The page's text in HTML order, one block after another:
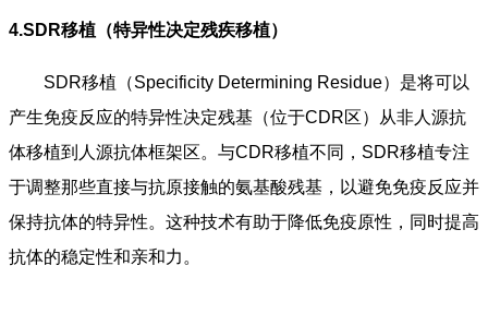
4.SDR移植（特异性决定残疾移植）
SDR移植（Specificity Determining Residue）是将可以
产生免疫反应的特异性决定残基（位于CDR区）从非人源抗
体移植到人源抗体框架区。与CDR移植不同，SDR移植专注
于调整那些直接与抗原接触的氨基酸残基，以避免免疫反应并
保持抗体的特异性。这种技术有助于降低免疫原性，同时提高
抗体的稳定性和亲和力。